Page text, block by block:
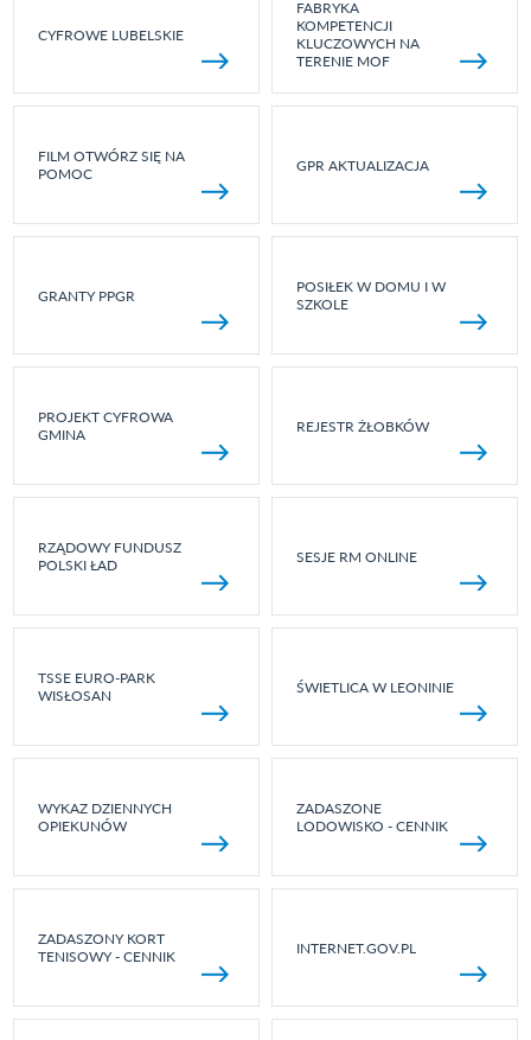
CYFROWE LUBELSKIE
FABRYKA
KOMPETENCJI
KLUCZOWYCH NA
TERENIE MOF
FILM OTWÓRZ SIĘ NA
POMOC
GPR AKTUALIZACJA
GRANTY PPGR
POSIŁEK W DOMU I W
SZKOLE
PROJEKT CYFROWA
GMINA
REJESTR ŻŁOBKÓW
RZĄDOWY FUNDUSZ
POLSKI ŁAD
SESJE RM ONLINE
TSSE EURO-PARK
WISŁOSAN
ŚWIETLICA W LEONINIE
WYKAZ DZIENNYCH
OPIEKUNÓW
ZADASZONE
LODOWISKO - CENNIK
ZADASZONY KORT
TENISOWY - CENNIK
INTERNET.GOV.PL